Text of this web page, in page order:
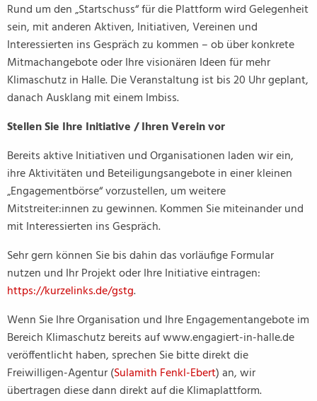
Rund um den „Startschuss“ für die Plattform wird Gelegenheit
sein, mit anderen Aktiven, Initiativen, Vereinen und
Interessierten ins Gespräch zu kommen – ob über konkrete
Mitmachangebote oder Ihre visionären Ideen für mehr
Klimaschutz in Halle. Die Veranstaltung ist bis 20 Uhr geplant,
danach Ausklang mit einem Imbiss.
Stellen Sie Ihre Initiative / Ihren Verein vor
Bereits aktive Initiativen und Organisationen laden wir ein,
ihre Aktivitäten und Beteiligungsangebote in einer kleinen
„Engagementbörse“ vorzustellen, um weitere
Mitstreiter:innen zu gewinnen. Kommen Sie miteinander und
mit Interessierten ins Gespräch.
Sehr gern können Sie bis dahin das vorläufige Formular
nutzen und Ihr Projekt oder Ihre Initiative eintragen:
https://kurzelinks.de/gstg.
Wenn Sie Ihre Organisation und Ihre Engagementangebote im
Bereich Klimaschutz bereits auf www.engagiert-in-halle.de
veröffentlicht haben, sprechen Sie bitte direkt die
Freiwilligen-Agentur (Sulamith Fenkl-Ebert) an, wir
übertragen diese dann direkt auf die Klimaplattform.